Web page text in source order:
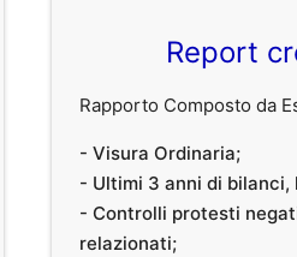
Report
Rapporto Composto da
- Visura Ordinaria;
- Ultimi 3 anni di bilanci,
- Controlli protesti
relazionati;